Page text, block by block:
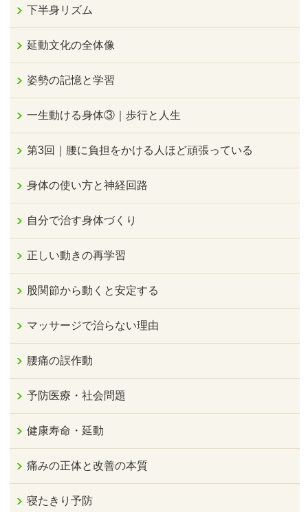
下半身リズム
延動文化の全体像
姿勢の記憶と学習
一生動ける身体③｜歩行と人生
第3回｜腰に負担をかける人ほど頑張っている
身体の使い方と神経回路
自分で治す身体づくり
正しい動きの再学習
股関節から動くと安定する
マッサージで治らない理由
腰痛の誤作動
予防医療・社会問題
健康寿命・延動
痛みの正体と改善の本質
寝たきり予防